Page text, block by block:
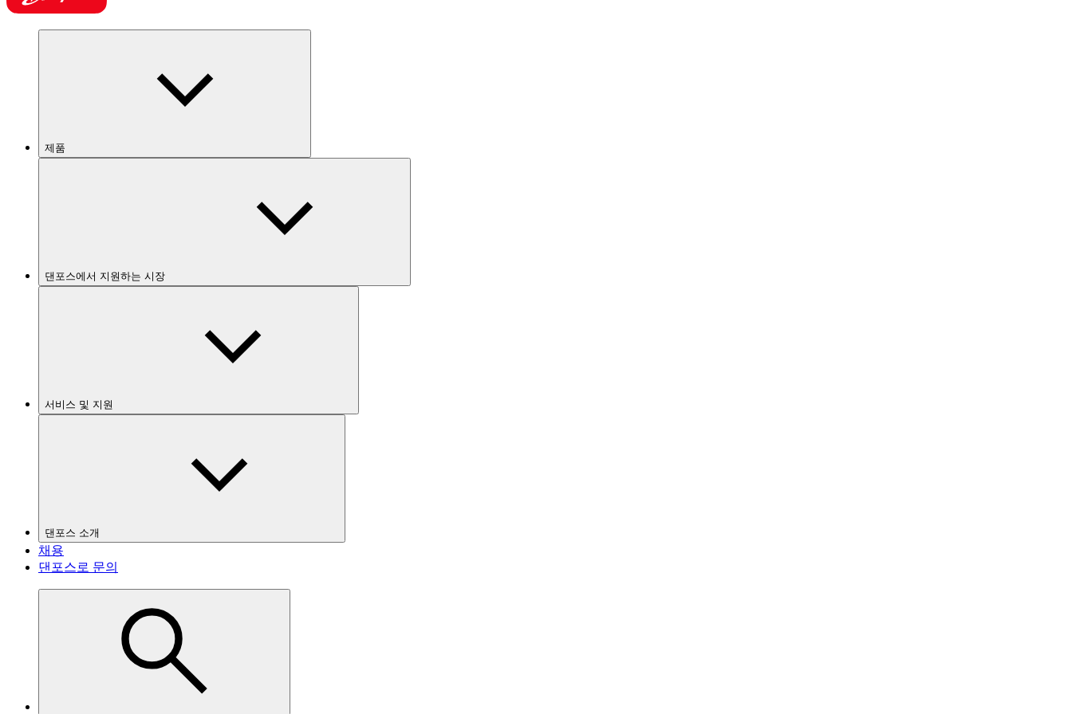
제품
댄포스에서 지원하는 시장
서비스 및 지원
댄포스 소개
채용
댄포스로 문의